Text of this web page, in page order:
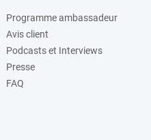
Programme ambassadeur
Avis client
Podcasts et Interviews
Presse
FAQ